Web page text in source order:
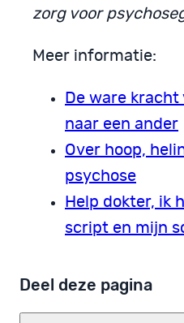
zorg voor
Meer informatie:
De ware
naar een ander
Over hoop,
psychose
Help dokter, ik
script en mijn
Deel deze pagina